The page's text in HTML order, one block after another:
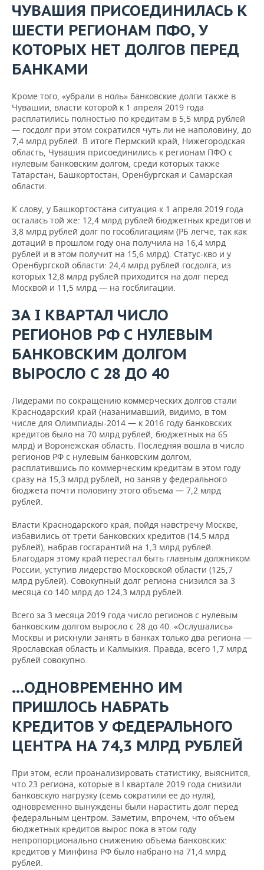
ЧУВАШИЯ ПРИСОЕДИНИЛАСЬ К
ШЕСТИ РЕГИОНАМ ПФО, У
КОТОРЫХ НЕТ ДОЛГОВ ПЕРЕД
БАНКАМИ
Кроме того, «убрали в ноль» банковские долги также в
Чувашии, власти которой к 1 апреля 2019 года
расплатились полностью по кредитам в 5,5 млрд рублей
— госдолг при этом сократился чуть ли не наполовину, до
7,4 млрд рублей. В итоге Пермский край, Нижегородская
область, Чувашия присоединились к регионам ПФО с
нулевым банковским долгом, среди которых также
Татарстан, Башкортостан, Оренбургская и Самарская
области.
К слову, у Башкортостана ситуация к 1 апреля 2019 года
осталась той же: 12,4 млрд рублей бюджетных кредитов и
3,8 млрд рублей долг по гособлигациям (РБ легче, так как
дотаций в прошлом году она получила на 16,4 млрд
рублей и в этом получит на 15,6 млрд). Статус-кво и у
Оренбургской области: 24,4 млрд рублей госдолга, из
которых 12,8 млрд рублей приходится на долг перед
Москвой и 11,5 млрд — на госблигации.
ЗА I КВАРТАЛ ЧИСЛО
РЕГИОНОВ РФ С НУЛЕВЫМ
БАНКОВСКИМ ДОЛГОМ
ВЫРОСЛО С 28 ДО 40
Лидерами по сокращению коммерческих долгов стали
Краснодарский край (назанимавший, видимо, в том
числе для Олимпиады-2014 — к 2016 году банковских
кредитов было на 70 млрд рублей, бюджетных на 65
млрд) и Воронежская область. Последняя вошла в число
регионов РФ с нулевым банковским долгом,
расплатившись по коммерческим кредитам в этом году
сразу на 15,3 млрд рублей, но заняв у федерального
бюджета почти половину этого объема — 7,2 млрд
рублей.
Власти Краснодарского края, пойдя навстречу Москве,
избавились от трети банковских кредитов (14,5 млрд
рублей), набрав госгарантий на 1,3 млрд рублей.
Благодаря этому край перестал быть главным должником
России, уступив лидерство Московской области (125,7
млрд рублей). Совокупный долг региона снизился за 3
месяца со 140 млрд до 124,3 млрд рублей.
Всего за 3 месяца 2019 года число регионов с нулевым
банковским долгом выросло с 28 до 40. «Ослушались»
Москвы и рискнули занять в банках только два региона —
Ярославская область и Калмыкия. Правда, всего 1,7 млрд
рублей совокупно.
…ОДНОВРЕМЕННО ИМ
ПРИШЛОСЬ НАБРАТЬ
КРЕДИТОВ У ФЕДЕРАЛЬНОГО
ЦЕНТРА НА 74,3 МЛРД РУБЛЕЙ
При этом, если проанализировать статистику, выяснится,
что 23 региона, которые в l квартале 2019 года снизили
банковскую нагрузку (семь сократили ее до нуля),
одновременно вынуждены были нарастить долг перед
федеральным центром. Заметим, впрочем, что объем
бюджетных кредитов вырос пока в этом году
непропорционально снижению объема банковских:
кредитов у Минфина РФ было набрано на 71,4 млрд
рублей.